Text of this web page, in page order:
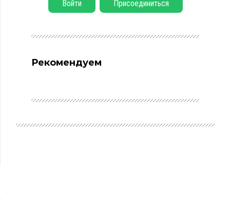
Войти Присоединиться
Рекомендуем